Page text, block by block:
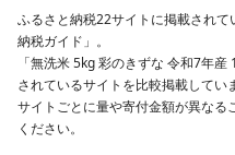
ふるさと納税22サイトに掲載され
納税ガイド」。
「無洗米 5kg 彩のきずな 令和7年
されているサイトを比較掲載してい
サイトごとに量や寄付金額が異なる
ください。